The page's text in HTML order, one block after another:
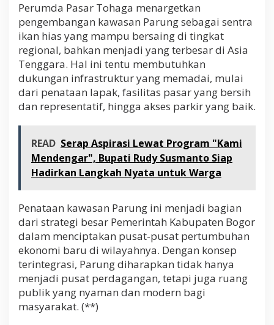
Perumda Pasar Tohaga menargetkan
pengembangan kawasan Parung sebagai sentra
ikan hias yang mampu bersaing di tingkat
regional, bahkan menjadi yang terbesar di Asia
Tenggara. Hal ini tentu membutuhkan
dukungan infrastruktur yang memadai, mulai
dari penataan lapak, fasilitas pasar yang bersih
dan representatif, hingga akses parkir yang baik.
READ Serap Aspirasi Lewat Program "Kami
Mendengar", Bupati Rudy Susmanto Siap
Hadirkan Langkah Nyata untuk Warga
Penataan kawasan Parung ini menjadi bagian
dari strategi besar Pemerintah Kabupaten Bogor
dalam menciptakan pusat-pusat pertumbuhan
ekonomi baru di wilayahnya. Dengan konsep
terintegrasi, Parung diharapkan tidak hanya
menjadi pusat perdagangan, tetapi juga ruang
publik yang nyaman dan modern bagi
masyarakat. (**)